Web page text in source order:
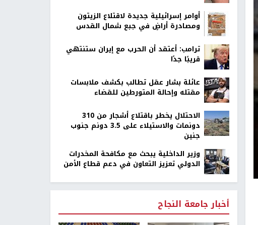
أوامر إسرائيلية جديدة لاقتلاع الزيتون
ومصادرة أراضٍ في جبع شمال القدس
ترامب: أعتقد أن الحرب مع إيران ستنتهي
قريبًا جدًا
عائلة بشار عقل تطالب بكشف ملابسات
مقتله وإحالة المتورطين للقضاء
الاحتلال يخطر باقتلاع أشجار من 310
دونمات والاستيلاء على 3.5 دونم جنوب
جنين
وزير الداخلية يبحث مع مكافحة المخدرات
الدولي تعزيز التعاون في دعم قطاع الأمن
أخبار جامعة النجاح